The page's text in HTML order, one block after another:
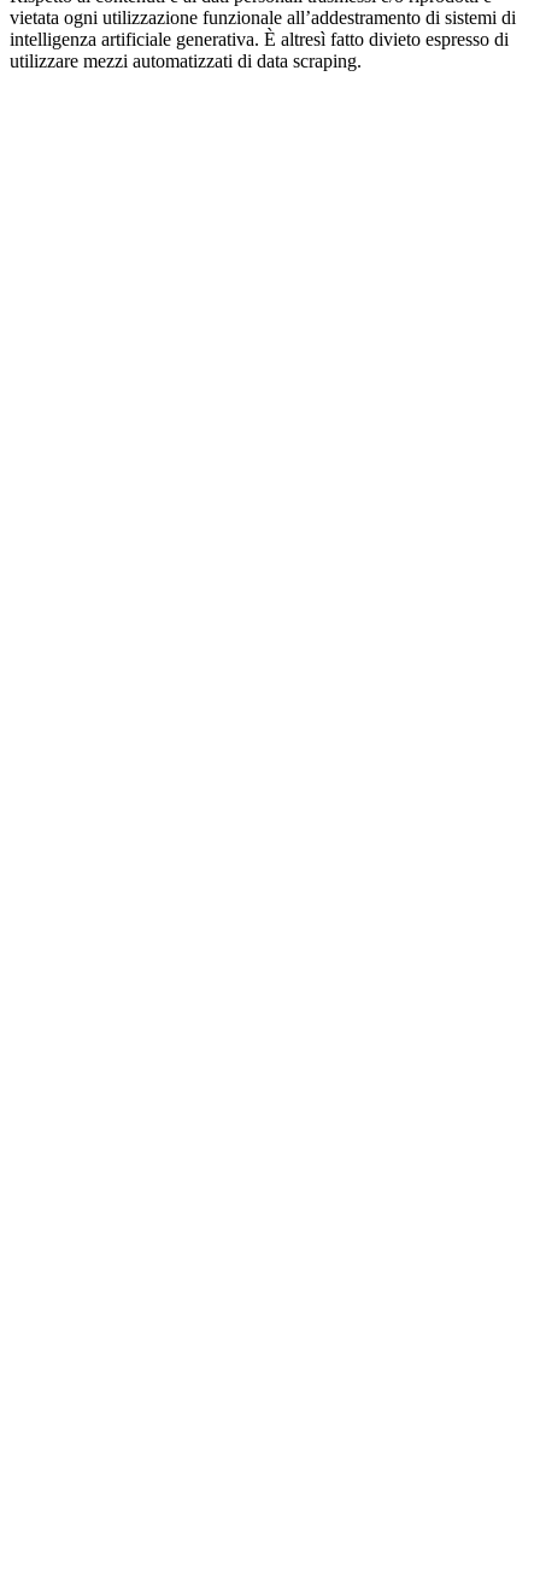
vietata ogni utilizzazione funzionale all’addestramento di sistemi di
intelligenza artificiale generativa. È altresì fatto divieto espresso di
utilizzare mezzi automatizzati di data scraping.